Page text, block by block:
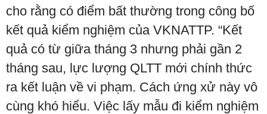
cho rằng có điểm bất thường trong công bố
kết quả kiểm nghiệm của VKNATTP. “Kết
quả có từ giữa tháng 3 nhưng phải gần 2
tháng sau, lực lượng QLTT mới chính thức
ra kết luận về vi phạm. Cách ứng xử này vô
cùng khó hiểu. Việc lấy mẫu đi kiểm nghiệm